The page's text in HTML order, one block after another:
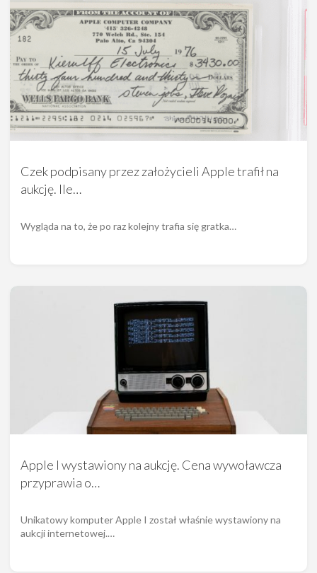
Czek podpisany przez założycieli Apple trafił na
aukcję. Ile…
Wygląda na to, że po raz kolejny trafia się gratka…
Apple I wystawiony na aukcję. Cena wywoławcza
przyprawia o…
Unikatowy komputer Apple I został właśnie wystawiony na
aukcji internetowej.…